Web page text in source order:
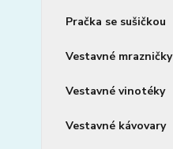
Pračka se sušičkou
Vestavné mrazničky
Vestavné vinotéky
Vestavné kávovary